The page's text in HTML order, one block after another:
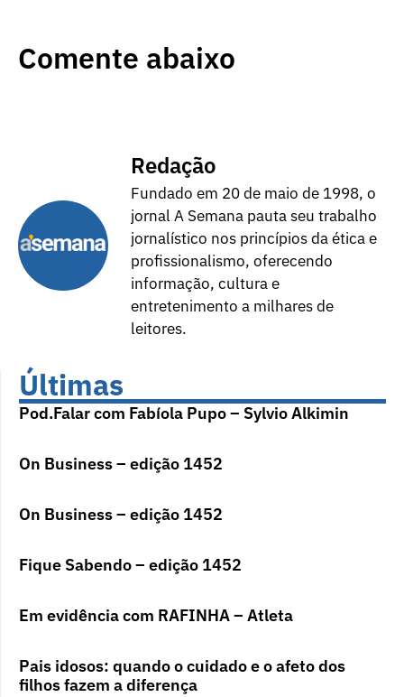
Comente abaixo
Redação
Fundado em 20 de maio de 1998, o
jornal A Semana pauta seu trabalho
jornalístico nos princípios da ética e
profissionalismo, oferecendo
informação, cultura e
entretenimento a milhares de
leitores.
Últimas
Pod.Falar com Fabíola Pupo – Sylvio Alkimin
On Business – edição 1452
On Business – edição 1452
Fique Sabendo – edição 1452
Em evidência com RAFINHA – Atleta
Pais idosos: quando o cuidado e o afeto dos
filhos fazem a diferença